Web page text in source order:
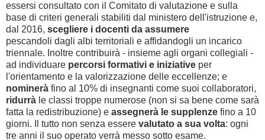
essersi consultato con il Comitato di valutazione e sulla
base di criteri generali stabiliti dal ministero dell'istruzione e,
dal 2016, scegliere i docenti da assumere
pescandoli dagli albi territoriali e affidandogli un incarico
triennale. Inoltre contribuirà - insieme agli organi collegiali -
ad individuare percorsi formativi e iniziative per
l'orientamento e la valorizzazione delle eccellenze; e
nominerà fino al 10% di insegnanti come suoi collaboratori,
ridurrà le classi troppe numerose (non si sa bene come sarà
fatta la redistribuzione) e assegnerà le supplenze fino a 10
giorni. Il tutto non senza essere valutato a sua volta: ogni
tre anni il suo operato verrà messo sotto esame.